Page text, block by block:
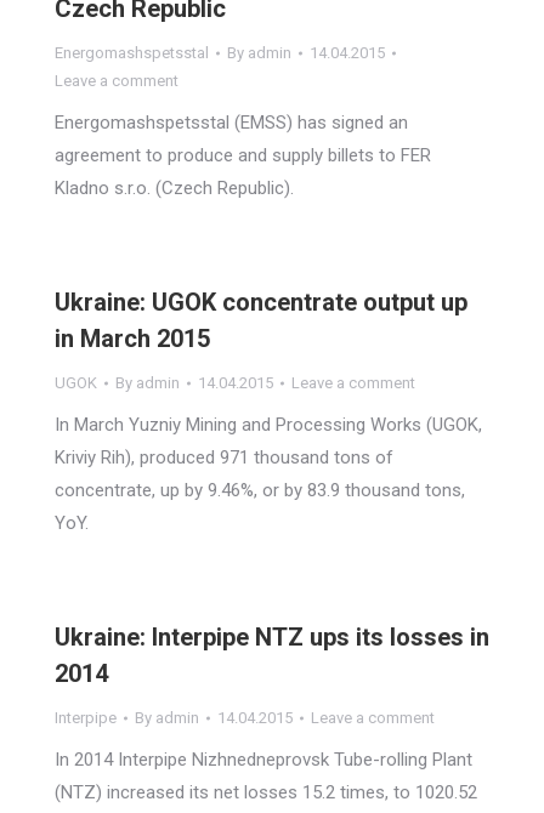
Czech Republic
Energomashspetsstal By admin
14.04.2015
Leave a comment
Energomashspetsstal (EMSS) has signed an
agreement to produce and supply billets to FER
Kladno s.r.o. (Czech Republic).
Ukraine: UGOK concentrate output up
in March 2015
UGOK By admin 14.04.2015 Leave a comment
In March Yuzniy Mining and Processing Works (UGOK,
Kriviy Rih), produced 971 thousand tons of
concentrate, up by 9.46%, or by 83.9 thousand tons,
YoY.
Ukraine: Interpipe NTZ ups its losses in
2014
Interpipe By admin 14.04.2015 Leave a comment
In 2014 Interpipe Nizhnedneprovsk Tube-rolling Plant
(NTZ) increased its net losses 15.2 times, to 1020.52